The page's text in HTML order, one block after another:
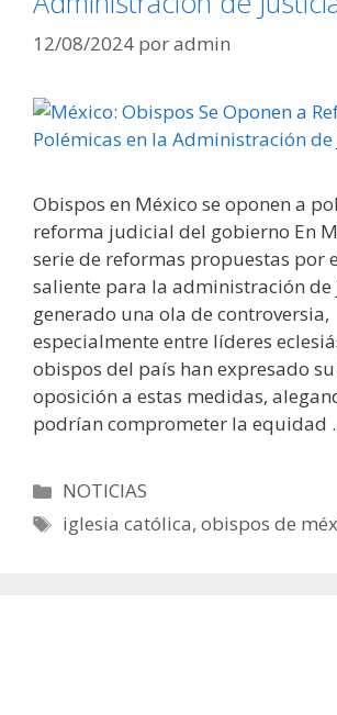
12/08/2024 poradmin
Obispos en México se oponen a
reforma judicial del gobierno En
serie de reformas propuestas por
saliente para la administración de
generado una ola de controversia,
especialmente entre líderes
obispos del país han expresado
oposición a estas medidas,
podrían comprometer la equidad
Categorías
NOTICIAS
Etiquetas
iglesia católica,obispos de